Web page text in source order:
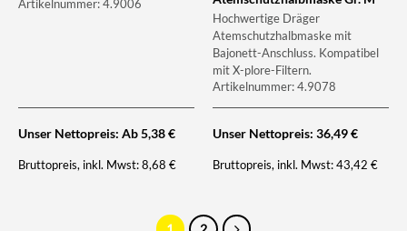
Artikelnummer: 4.9006
Unser Nettopreis: Ab5,38€
Bruttopreis, inkl. Mwst:8,68€
Hochwertige Dräger
Atemschutzhalbmaske mit
Bajonett-Anschluss. Kompatibel
mit X-plore-Filtern.
Artikelnummer: 4.9078
Unser Nettopreis: 36,49€
Bruttopreis, inkl. Mwst:43,42€